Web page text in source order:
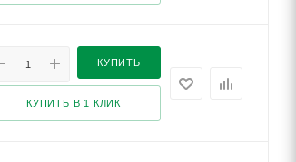
КУПИТЬ
КУПИТЬ В 1 КЛИК